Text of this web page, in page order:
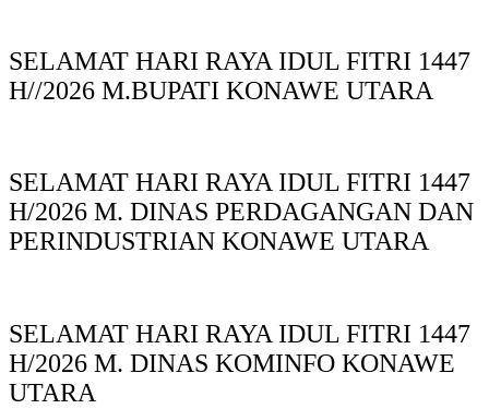
SELAMAT HARI RAYA IDUL FITRI 1447
H//2026 M.BUPATI KONAWE UTARA
SELAMAT HARI RAYA IDUL FITRI 1447
H/2026 M. DINAS PERDAGANGAN DAN
PERINDUSTRIAN KONAWE UTARA
SELAMAT HARI RAYA IDUL FITRI 1447
H/2026 M. DINAS KOMINFO KONAWE
UTARA